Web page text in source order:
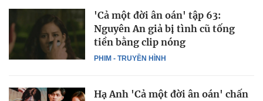
PHIM - TRUYỀN HÌNH
'Cả một đời ân oán' tập 63:
Nguyên An giả bị tình cũ tống
tiền bằng clip nóng
Hạ Anh 'Cả một đời ân oán' chấn